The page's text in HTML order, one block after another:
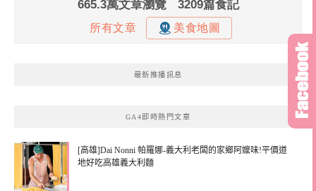
最新推播訊息
GA4即時熱門文章
[高雄]Dai Nonni 帕羅娜-義大利老闆的家鄉阿嬤味!平價道
地好吃高雄義大利麵